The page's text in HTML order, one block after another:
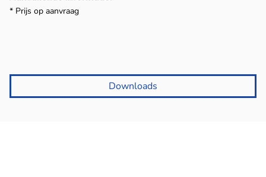
* Prijs op aanvraag
Downloads